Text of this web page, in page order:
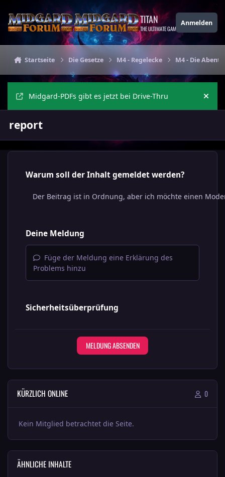
TITAN
THE ULTIMATE GAMING THEME
Anmelden
Startseite Die Gesetze M4 - Regelecke M4 - Die
Midgard-PDFs gibt es jetzt bei Drive-Thru
report
Warum soll der Inhalt gemeldet werden?
Deine Meldung
Füge der Meldung eine Erklärung des
Problems hinzu
Sicherheitsüberprüfung
MELDUNG ABSENDEN
KÜRZLICH ONLINE 0
Kein Mitglied betrachtet die Seite.
ÄHNLICHE INHALTE